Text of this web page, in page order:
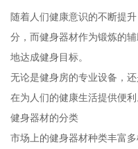
随着人们健康意识的不断提
分，而健身器材作为锻炼的
地达成健身目标。
无论是健身房的专业设备，
在为人们的健康生活提供便利
健身器材的分类
市场上的健身器材种类丰富